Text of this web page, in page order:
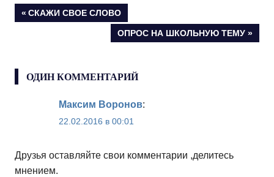
Навигация
записям
ПРЕДЫДУЩАЯ
СКАЖИ СВОЕ СЛОВО
СЛЕДУЮЩАЯ
ОПРОС НА ШКОЛЬНУЮ ТЕМУ
ОДИН КОММЕНТАРИЙ
Максим Воронов:
22.02.2016 в 00:01
Друзья оставляйте свои комментарии ,делитесь
мнением.